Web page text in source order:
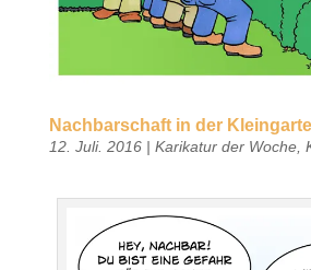
Nachbarschaft in der
12. Juli. 2016| Karikatur der Woche,